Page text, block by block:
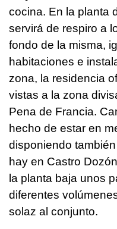
cocina. En la planta
servirá de respiro a
fondo de la misma,
habitaciones e
zona, la residencia
vistas a la zona
Pena de Francia.
hecho de estar en
disponiendo
hay en Castro
la planta baja unos
diferentes
solaz al conjunto.